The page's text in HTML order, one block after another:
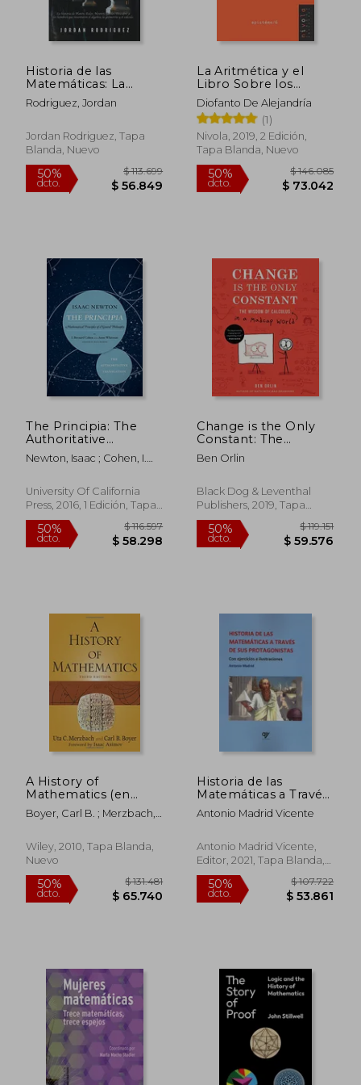
dcto. $ 53.040
50%
dcto.
Historia de las
Matemáticas: La
Historia de Platón,
Euler, Newton, Galilei.
Hombres que
Inventaron el
y el Cál
Rodriguez, Jordan
Jordan Rodriguez, Tapa
Blanda, Nuevo
50%
dcto.
$ 113.699
$ 56.849
La Aritmética y el
Libro Sobre los
Números
Poligonales. Tomo 1:
6 (Epistéme)
Diofanto De Alejandría
(1)
Nivola, 2019, 2 Edición,
Tapa Blanda, Nuevo
50%
dcto. $
The Principia: The
Authoritative
Translation:
Mathematical
Philosophy (en
Inglés)
Newton, Isaac ; Cohen, I.
University Of California
Press, 2016, 1 Edición, Tapa
Blanda, Nuevo
Change is the Only
Constant: The
Wisdom of Calculus in
a Madcap World (en
Ben Orlin
Black Dog & Leventhal
Publishers, 2019, Tapa
Dura, Nuevo
50%
A History of
Mathematics (en
Inglés)
Boyer, Carl B. ; Merzbach,
Wiley, 2010, Tapa Blanda,
Nuevo
Historia de las
Matemáticas a Través
de sus Protagonistas
Antonio Madrid Vicente
Antonio Madrid Vicente,
Editor, 2021, Tapa Blanda,
Nuevo